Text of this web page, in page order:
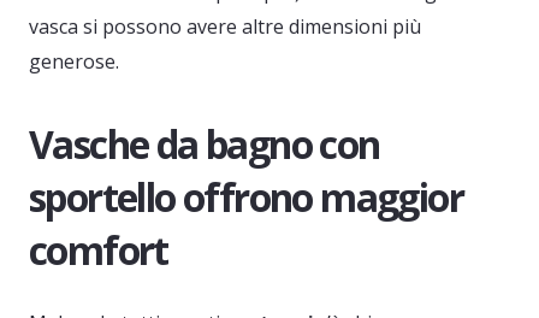
vasca si possono avere altre dimensioni più
generose.
Vasche da bagno con
sportello offrono maggior
comfort